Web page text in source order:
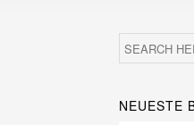
NEUESTE